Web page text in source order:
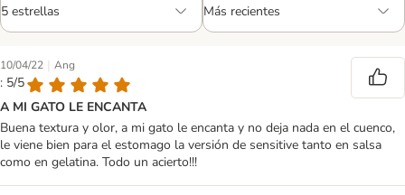
10/04/22 | Ang
: 5/5
A MI GATO LE ENCANTA
Buena textura y olor, a mi gato le encanta y no deja nada en el cuenco,
le viene bien para el estomago la versión de sensitive tanto en salsa
como en gelatina. Todo un acierto!!!